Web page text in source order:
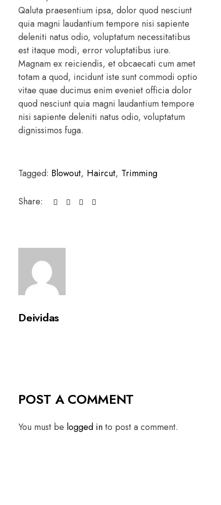
Qaluta praesentium ipsa, dolor quod nesciunt
quia magni laudantium tempore nisi sapiente
deleniti natus odio, voluptatum necessitatibus
est itaque modi, error voluptatibus iure.
Magnam ex reiciendis, et obcaecati cum amet
totam a quod, incidunt iste sunt commodi optio
vitae quae ducimus enim eveniet officia dolor
quod nesciunt quia magni laudantium tempore
nisi sapiente deleniti natus odio, voluptatum
dignissimos fuga.
Tagged: Blowout, Haircut, Trimming
Share:
Deividas
POST A COMMENT
You must be logged into post a comment.